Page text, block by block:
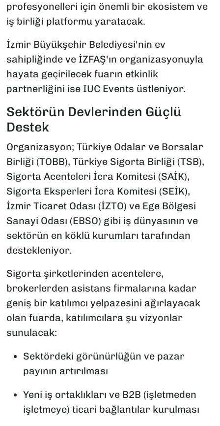
profesyonelleri için önemli bir ekosistem ve
iş birliği platformu yaratacak.
İzmir Büyükşehir Belediyesi'nin ev
sahipliğinde ve İZFAŞ'ın organizasyonuyla
hayata geçirilecek fuarın etkinlik
partnerliğini ise IUC Events üstleniyor.
Sektörün Devlerinden Güçlü
Destek
Organizasyon; Türkiye Odalar ve Borsalar
Birliği (TOBB), Türkiye Sigorta Birliği (TSB),
Sigorta Acenteleri İcra Komitesi (SAİK),
Sigorta Eksperleri İcra Komitesi (SEİK),
İzmir Ticaret Odası (İZTO) ve Ege Bölgesi
Sanayi Odası (EBSO) gibi iş dünyasının ve
sektörün en köklü kurumları tarafından
destekleniyor.
Sigorta şirketlerinden acentelere,
brokerlerden asistans firmalarına kadar
geniş bir katılımcı yelpazesini ağırlayacak
olan fuarda, katılımcılara şu vizyonlar
sunulacak:
Sektördeki görünürlüğün ve pazar
payının artırılması
Yeni iş ortaklıkları ve B2B (işletmeden
işletmeye) ticari bağlantılar kurulması